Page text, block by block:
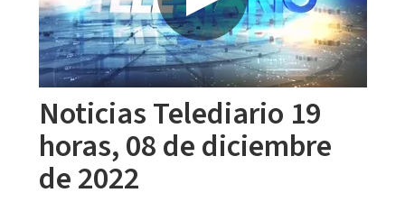
Noticias Telediario 19
horas, 08 de diciembre
de 2022